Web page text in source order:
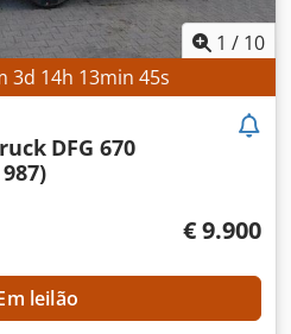
1 / 10
3d 14h 13min 42s
DFG 670
€ 9.900
leilão